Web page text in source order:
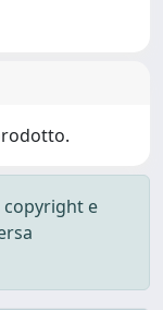
copyright e